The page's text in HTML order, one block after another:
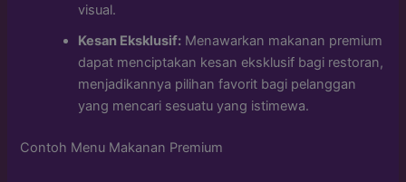
visual.
Kesan Eksklusif: Menawarkan makanan premium
dapat menciptakan kesan eksklusif bagi restoran,
menjadikannya pilihan favorit bagi pelanggan
yang mencari sesuatu yang istimewa.
Contoh Menu Makanan Premium